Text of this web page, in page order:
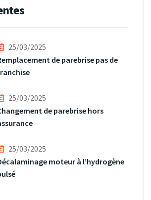
25/03/2025
de parebrise pas de
25/03/2025
de parebrise hors
25/03/2025
moteur à l’hydrogène